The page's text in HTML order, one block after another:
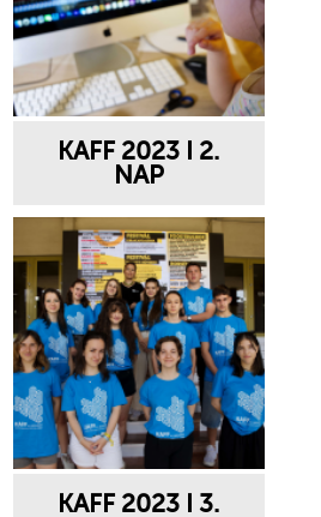
KAFF 2023 I 2.
NAP
KAFF 2023 I 3.